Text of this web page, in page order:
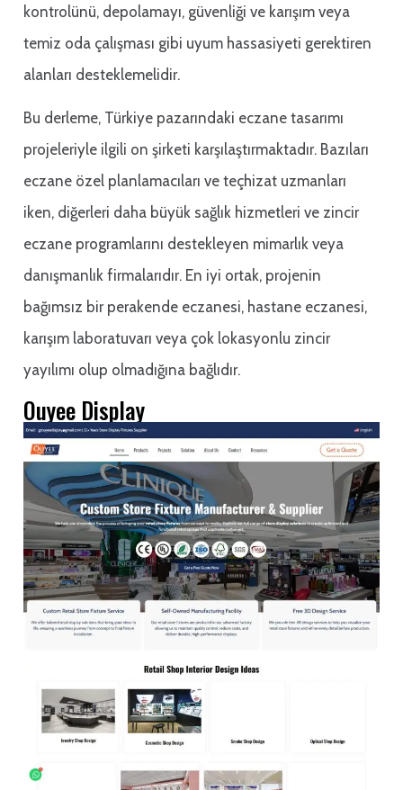
kontrolünü, depolamayı, güvenliği ve karışım veya
temiz oda çalışması gibi uyum hassasiyeti gerektiren
alanları desteklemelidir.
Bu derleme, Türkiye pazarındaki eczane tasarımı
projeleriyle ilgili on şirketi karşılaştırmaktadır. Bazıları
eczane özel planlamacıları ve teçhizat uzmanları
iken, diğerleri daha büyük sağlık hizmetleri ve zincir
eczane programlarını destekleyen mimarlık veya
danışmanlık firmalarıdır. En iyi ortak, projenin
bağımsız bir perakende eczanesi, hastane eczanesi,
karışım laboratuvarı veya çok lokasyonlu zincir
yayılımı olup olmadığına bağlıdır.
Ouyee Display